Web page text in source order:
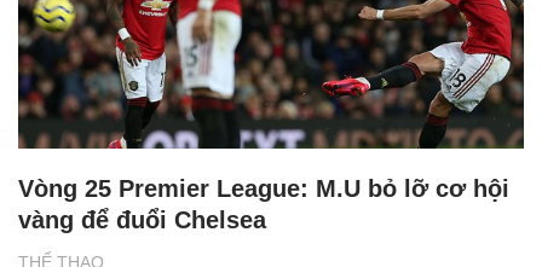
THỂ THAO
Vòng 25 Premier League: M.U bỏ lỡ cơ hội
vàng để đuổi Chelsea